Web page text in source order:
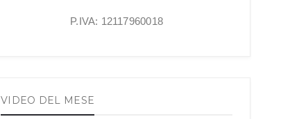
P.IVA: 12117960018
VIDEO DEL MESE